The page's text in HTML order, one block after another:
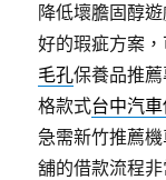
降低壞膽固醇
好的瑕疵方案
毛孔保養品推
格款式台中汽
急需新竹推薦
舖的借款流程